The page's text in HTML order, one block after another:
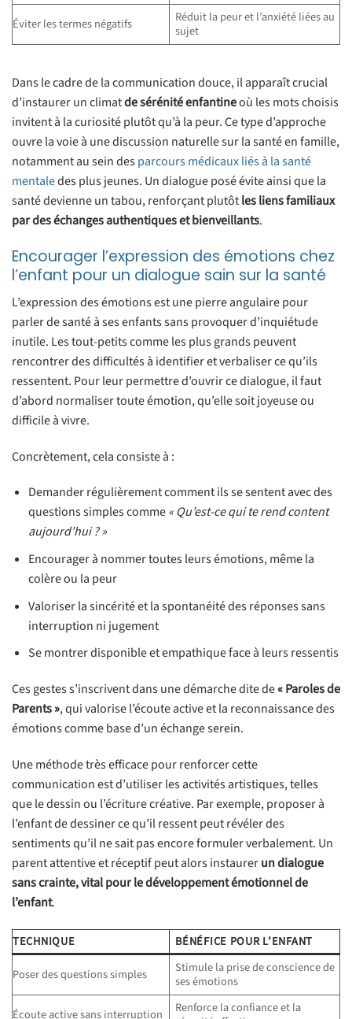
Éviter les termes négatifs
Réduit la peur et l’anxiété liées au
sujet
Dans le cadre de la communication douce, il apparaît crucial
d’instaurer un climatde sérénité enfantineoù les mots choisis
invitent à la curiosité plutôt qu’à la peur. Ce type d’approche
ouvre la voie à une discussion naturelle sur la santé en famille,
notamment au sein desparcours médicaux liés à la santé
mentaledes plus jeunes. Un dialogue posé évite ainsi que la
santé devienne un tabou, renforçant plutôtles liens familiaux
par des échanges authentiques et bienveillants.
Encourager l’expression des émotions chez
l’enfant pour un dialogue sain sur la santé
L’expression des émotions est une pierre angulaire pour
parler de santé à ses enfants sans provoquer d’inquiétude
inutile. Les tout-petits comme les plus grands peuvent
rencontrer des difficultés à identifier et verbaliser ce qu’ils
ressentent. Pour leur permettre d’ouvrir ce dialogue, il faut
d’abord normaliser toute émotion, qu’elle soit joyeuse ou
difficile à vivre.
Concrètement, cela consiste à :
Demander régulièrement comment ils se sentent avec des
questions simples comme« Qu’est-ce qui te rend content
aujourd’hui ? »
Encourager à nommer toutes leurs émotions, même la
colère ou la peur
Valoriser la sincérité et la spontanéité des réponses sans
interruption ni jugement
Se montrer disponible et empathique face à leurs ressentis
Ces gestes s’inscrivent dans une démarche dite de« Paroles de
Parents », qui valorise l’écoute active et la reconnaissance des
émotions comme base d’un échange serein.
Une méthode très efficace pour renforcer cette
communication est d’utiliser les activités artistiques, telles
que le dessin ou l’écriture créative. Par exemple, proposer à
l’enfant de dessiner ce qu’il ressent peut révéler des
sentiments qu’il ne sait pas encore formuler verbalement. Un
parent attentive et réceptif peut alors instaurerun dialogue
sans crainte, vital pour le développement émotionnel de
l’enfant.
TECHNIQUE
BÉNÉFICE POUR L’ENFANT
Poser des questions simples
Stimule la prise de conscience de
ses émotions
Écoute active sans interruption
Renforce la confiance et la